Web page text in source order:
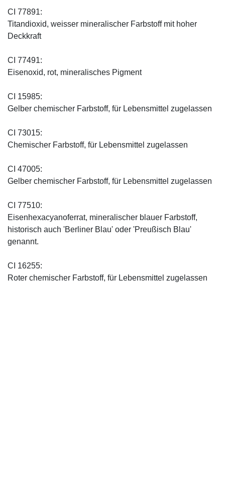
CI 77891:
Titandioxid, weisser mineralischer Farbstoff mit hoher
Deckkraft
CI 77491:
Eisenoxid, rot, mineralisches Pigment
CI 15985:
Gelber chemischer Farbstoff, für Lebensmittel zugelassen
CI 73015:
Chemischer Farbstoff, für Lebensmittel zugelassen
CI 47005:
Gelber chemischer Farbstoff, für Lebensmittel zugelassen
CI 77510:
Eisenhexacyanoferrat, mineralischer blauer Farbstoff,
historisch auch 'Berliner Blau' oder 'Preußisch Blau'
genannt.
CI 16255:
Roter chemischer Farbstoff, für Lebensmittel zugelassen